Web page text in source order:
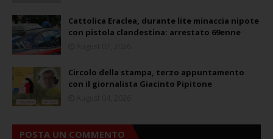
Cattolica Eraclea, durante lite minaccia nipote
con pistola clandestina: arrestato 69enne
Circolo della stampa, terzo appuntamento
con il giornalista Giacinto Pipitone
POSTA UN COMMENTO